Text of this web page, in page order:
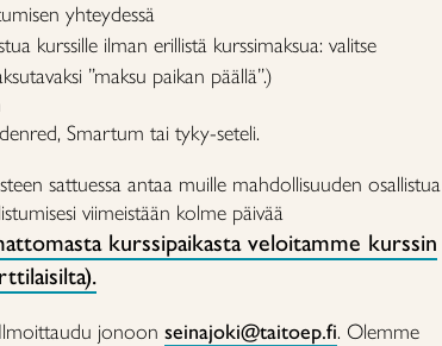
yhteydessä
kurssille ilman erillistä kurssimaksua: valitse
”maksu paikan päällä”.)
Smartum tai tyky-seteli.
sattuessa antaa muille mahdollisuuden osallistua
viimeistään kolme päivää
kurssipaikasta veloitamme kurssin
Ilmoittaudu jonoon seinajoki@taitoep.fi. Olemme